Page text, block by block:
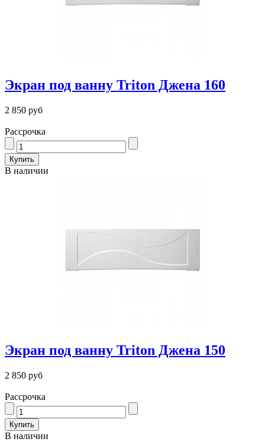
Экран под ванну Triton Джена 160
2 850 руб
Рассрочка
В наличии
Экран под ванну Triton Джена 150
2 850 руб
Рассрочка
В наличии